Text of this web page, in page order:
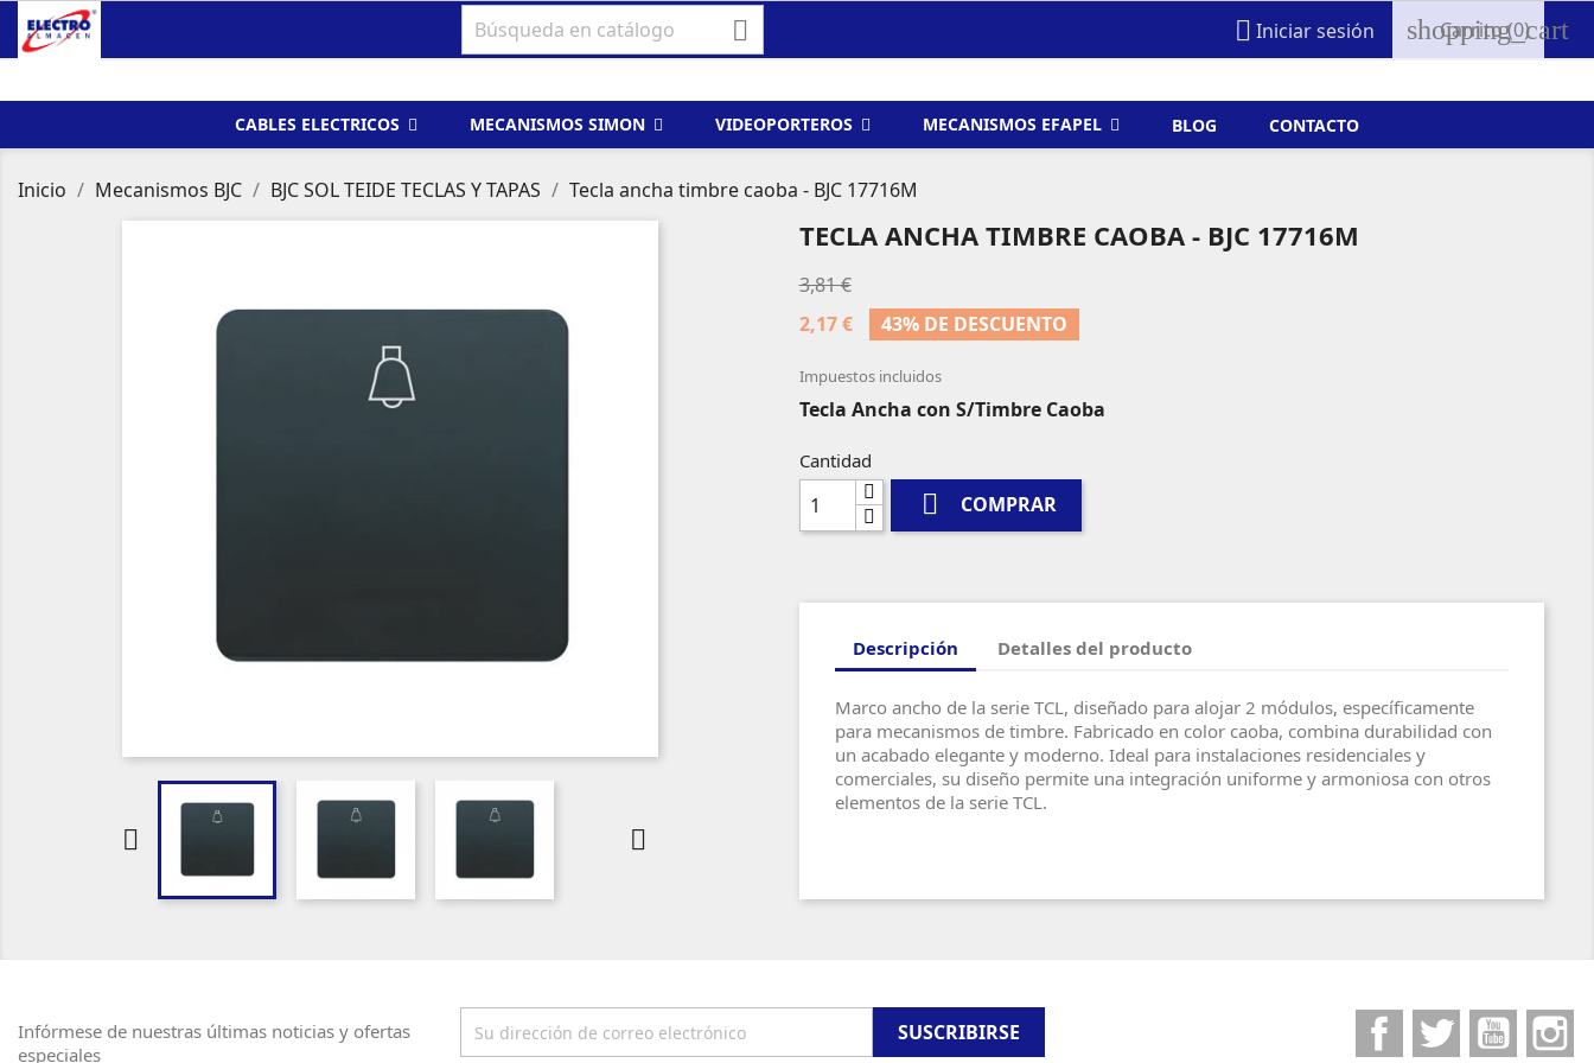
  Iniciar sesión shopping_cart
Carrito(0)
CABLES ELECTRICOS MECANISMOS SIMON VIDEOPORTEROS MECANISMOS EFAPEL BLOG CONTACTO
Inicio Mecanismos BJC BJC SOL TEIDE TECLAS Y TAPAS Tecla ancha timbre caoba - BJC 17716M
 
TECLA ANCHA TIMBRE CAOBA - BJC 17716M
3,81 €
2,17 €
43% DE DESCUENTO
Impuestos incluidos
Tecla Ancha con S/Timbre Caoba
Cantidad
 COMPRAR
Descripción Detalles del producto
Marco ancho de la serie TCL, diseñado para alojar 2 módulos, específicamente
para mecanismos de timbre. Fabricado en color caoba, combina durabilidad con
un acabado elegante y moderno. Ideal para instalaciones residenciales y
comerciales, su diseño permite una integración uniforme y armoniosa con otros
elementos de la serie TCL.
Infórmese de nuestras últimas noticias y ofertas
especiales
FacebookTwitter YouTube